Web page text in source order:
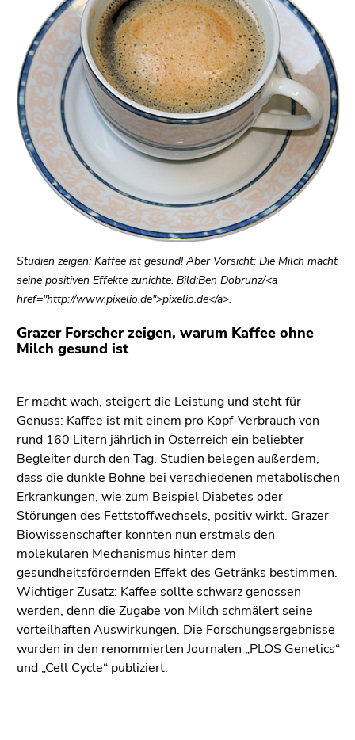
Sie diesen
Link.
Zum
Inhalt
(Zugriffstaste
1)
Zur
Positionsanzeige
(Zugriffstaste
(Zugriffstaste
3)
Zu
Zusatzinformationen
(Zugriffstaste
Zu
den
Seiteneinstellungen
(Benutzer/Sprache)
(Zugriffstaste
8)
Zur
Suche
(Zugriffstaste
9)
Studien zeigen: Kaffee ist gesund! Aber Vorsicht: Die Milch macht
seine positiven Effekte zunichte. Bild:Ben Dobrunz/<a
href="http://www.pixelio.de">pixelio.de</a>.
Grazer Forscher zeigen, warum Kaffee ohne
Milch gesund ist
Er macht wach, steigert die Leistung und steht für
Genuss: Kaffee ist mit einem pro Kopf-Verbrauch von
rund 160 Litern jährlich in Österreich ein beliebter
Begleiter durch den Tag. Studien belegen außerdem,
dass die dunkle Bohne bei verschiedenen metabolischen
Erkrankungen, wie zum Beispiel Diabetes oder
Störungen des Fettstoffwechsels, positiv wirkt. Grazer
Biowissenschafter konnten nun erstmals den
molekularen Mechanismus hinter dem
gesundheitsfördernden Effekt des Getränks bestimmen.
Wichtiger Zusatz: Kaffee sollte schwarz genossen
werden, denn die Zugabe von Milch schmälert seine
vorteilhaften Auswirkungen. Die Forschungsergebnisse
wurden in den renommierten Journalen „PLOS Genetics“
und „Cell Cycle“ publiziert.